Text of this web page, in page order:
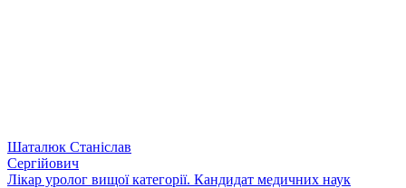
Шаталюк Станіслав
Сергійович
Лікар уролог вищої категорії. Кандидат медичних наук